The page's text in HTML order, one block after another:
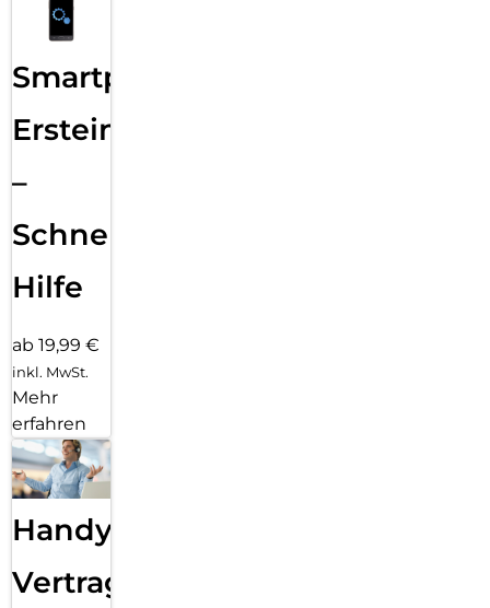
Smartphone
Ersteinrichtung
–
Schnelle
Hilfe
ab 19,99 €
inkl. MwSt.
Mehr
erfahren
Handy
Vertragsabwicklung